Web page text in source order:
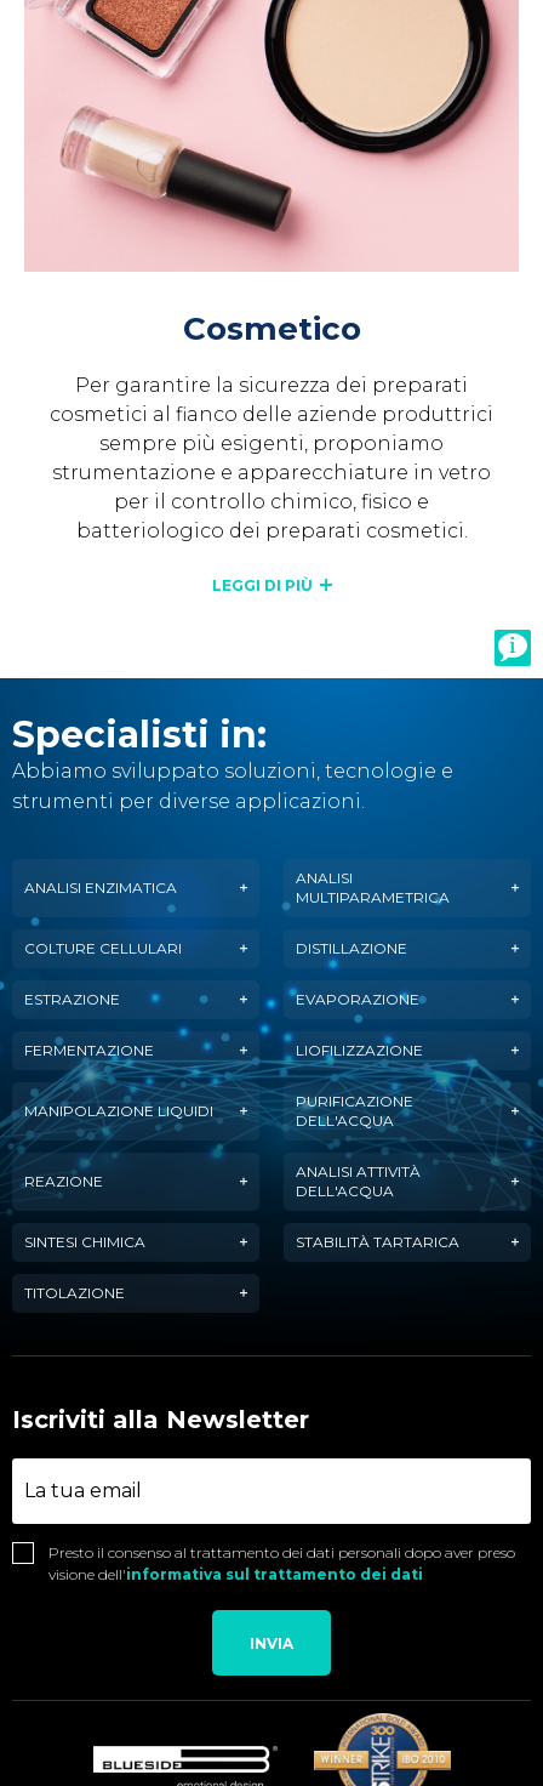
Cosmetico
Per garantire la sicurezza dei preparati
cosmetici al fianco delle aziende produttrici
sempre più esigenti, proponiamo
strumentazione e apparecchiature in vetro
per il controllo chimico, fisico e
batteriologico dei preparati cosmetici.
LEGGI DI PIÙ
Specialisti in:
Abbiamo sviluppato soluzioni, tecnologie e
strumenti per diverse applicazioni.
ANALISI ENZIMATICA
ANALISI
MULTIPARAMETRICA
COLTURE CELLULARI DISTILLAZIONE
ESTRAZIONE EVAPORAZIONE
FERMENTAZIONE LIOFILIZZAZIONE
MANIPOLAZIONE LIQUIDI
PURIFICAZIONE
DELL'ACQUA
REAZIONE
ANALISI ATTIVITÀ
DELL'ACQUA
SINTESI CHIMICA STABILITÀ TARTARICA
TITOLAZIONE
Iscriviti alla Newsletter
Presto il consenso al trattamento dei dati personali dopo aver preso
visione dell'informativa sul trattamento dei dati
INVIA